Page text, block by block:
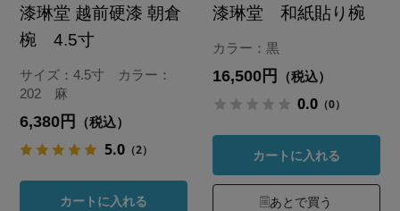
漆琳堂 越前硬漆 朝倉
椀 4.5寸
サイズ：4.5寸 カラー：
202 麻
6,380円 （税込）
5.0 （2）
カートに入れる
漆琳堂 和紙貼り椀
カラー：黒
16,500円 （税込）
0.0 （0）
カートに入れる
あとで買う